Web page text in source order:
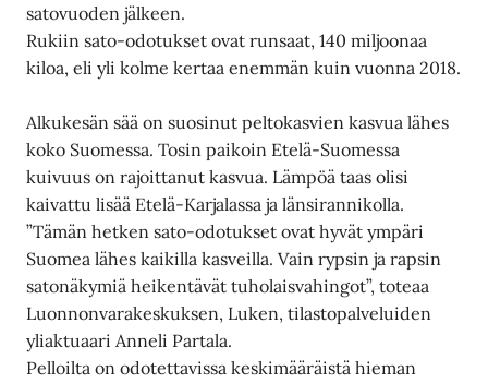
satovuoden jälkeen.
Rukiin sato-odotukset ovat runsaat, 140 miljoonaa
kiloa, eli yli kolme kertaa enemmän kuin vuonna 2018.
Alkukesän sää on suosinut peltokasvien kasvua lähes
koko Suomessa. Tosin paikoin Etelä-Suomessa
kuivuus on rajoittanut kasvua. Lämpöä taas olisi
kaivattu lisää Etelä-Karjalassa ja länsirannikolla.
”Tämän hetken sato-odotukset ovat hyvät ympäri
Suomea lähes kaikilla kasveilla. Vain rypsin ja rapsin
satonäkymiä heikentävät tuholaisvahingot”, toteaa
Luonnonvarakeskuksen, Luken, tilastopalveluiden
yliaktuaari Anneli Partala.
Pelloilta on odotettavissa keskimääräistä hieman